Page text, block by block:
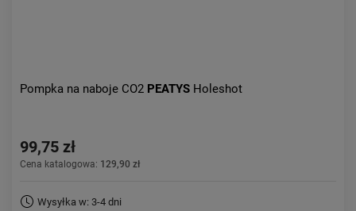
Pompka na naboje CO2 PEATYS Holeshot
99,75 zł
Cena katalogowa: 129,90 zł
Wysyłka w: 3-4 dni